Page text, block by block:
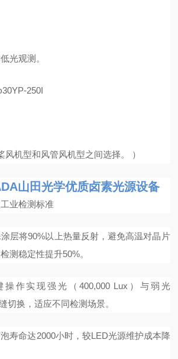
光观测。
250I
风机型和风管风机型之间选择。 ）
山田光学优质卤素光源设备
业检测标准
层将90%以上热量反射，避免高温对晶片
测稳定性提升50%。
操作实现强光（400,000 Lux）与弱光
切换，适应不同检测场景。
泡寿命达2000小时，较LED光源维护成本降